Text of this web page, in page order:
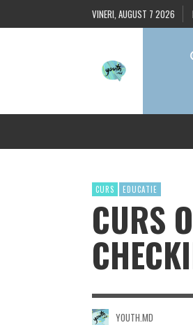
VINERI, AUGUST 7 2026
CURS EDUCATIE
CURS
YOUTH.MD